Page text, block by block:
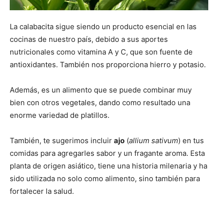
La calabacita sigue siendo un producto esencial en las
cocinas de nuestro país, debido a sus aportes
nutricionales como vitamina A y C, que son fuente de
antioxidantes. También nos proporciona hierro y potasio.
Además, es un alimento que se puede combinar muy
bien con otros vegetales, dando como resultado una
enorme variedad de platillos.
También, te sugerimos incluir ajo (allium sativum) en tus
comidas para agregarles sabor y un fragante aroma. Esta
planta de origen asiático, tiene una historia milenaria y ha
sido utilizada no solo como alimento, sino también para
fortalecer la salud.